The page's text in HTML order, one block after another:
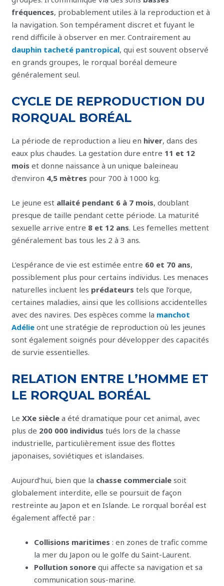
fréquences, probablement utiles à la reproduction et à
la navigation. Son tempérament discret et fuyant le
rend difficile à observer en mer. Contrairement au
dauphin tacheté pantropical, qui est souvent observé
en grands groupes, le rorqual boréal demeure
généralement seul.
CYCLE DE REPRODUCTION DU
RORQUAL BORÉAL
La période de reproduction a lieu en hiver, dans des
eaux plus chaudes. La gestation dure entre 11 et 12
mois et donne naissance à un unique baleineau
d’environ 4,5 mètres pour 700 à 1000 kg.
Le jeune est allaité pendant 6 à 7 mois, doublant
presque de taille pendant cette période. La maturité
sexuelle arrive entre 8 et 12 ans. Les femelles mettent
généralement bas tous les 2 à 3 ans.
L’espérance de vie est estimée entre 60 et 70 ans,
possiblement plus pour certains individus. Les menaces
naturelles incluent les prédateurs tels que l’orque,
certaines maladies, ainsi que les collisions accidentelles
avec des navires. Des espèces comme la manchot
Adélie ont une stratégie de reproduction où les jeunes
sont également soignés pour développer des capacités
de survie essentielles.
RELATION ENTRE L’HOMME ET
LE RORQUAL BORÉAL
LeXXe siècle a été dramatique pour cet animal, avec
plus de 200 000 individus tués lors de la chasse
industrielle, particulièrement issue des flottes
japonaises, soviétiques et islandaises.
Aujourd’hui, bien que la chasse commerciale soit
globalement interdite, elle se poursuit de façon
restreinte au Japon et en Islande. Le rorqual boréal est
également affecté par :
Collisions maritimes : en zones de trafic comme
la mer du Japon ou le golfe du Saint-Laurent.
Pollution sonore qui affecte sa navigation et sa
communication sous-marine.